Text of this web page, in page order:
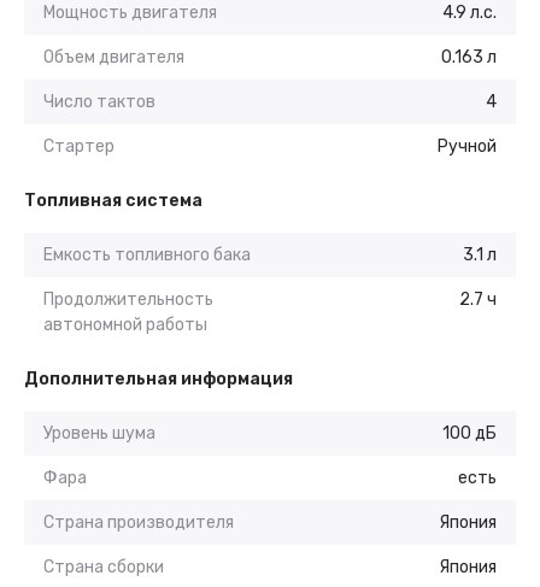
Мощность двигателя 4.9 л.с.
Объем двигателя 0.163 л
Число тактов 4
Стартер Ручной
Топливная система
Емкость топливного бака 3.1 л
Продолжительность
автономной работы
2.7 ч
Дополнительная информация
Уровень шума 100 дБ
Фара есть
Страна производителя Япония
Страна сборки Япония